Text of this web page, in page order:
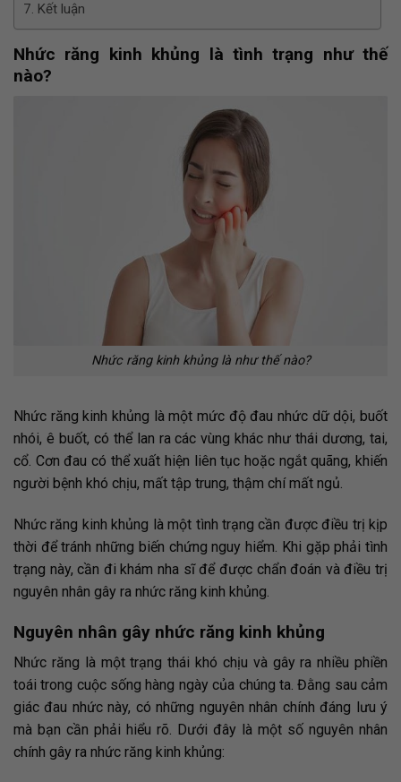
Kết luận
Nhức răng kinh khủng là tình trạng như thế
nào?
Nhức răng kinh khủng là như thế nào?
Nhức răng kinh khủng là một mức độ đau nhức dữ dội, buốt
nhói, ê buốt, có thể lan ra các vùng khác như thái dương, tai,
cổ. Cơn đau có thể xuất hiện liên tục hoặc ngắt quãng, khiến
người bệnh khó chịu, mất tập trung, thậm chí mất ngủ.
Nhức răng kinh khủng là một tình trạng cần được điều trị kịp
thời để tránh những biến chứng nguy hiểm. Khi gặp phải tình
trạng này, cần đi khám nha sĩ để được chẩn đoán và điều trị
nguyên nhân gây ra nhức răng kinh khủng.
Nguyên nhân gây nhức răng kinh khủng
Nhức răng là một trạng thái khó chịu và gây ra nhiều phiền
toái trong cuộc sống hàng ngày của chúng ta. Đằng sau cảm
giác đau nhức này, có những nguyên nhân chính đáng lưu ý
mà bạn cần phải hiểu rõ. Dưới đây là một số nguyên nhân
chính gây ra nhức răng kinh khủng: